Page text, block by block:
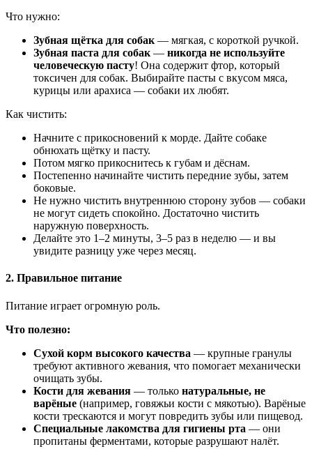
Что нужно:
Зубная щётка для собак — мягкая, с короткой ручкой.
Зубная паста для собак — никогда не используйте
человеческую пасту! Она содержит фтор, который
токсичен для собак. Выбирайте пасты с вкусом мяса,
курицы или арахиса — собаки их любят.
Как чистить:
Начните с прикосновений к морде. Дайте собаке
обнюхать щётку и пасту.
Потом мягко прикоснитесь к губам и дёснам.
Постепенно начинайте чистить передние зубы, затем
боковые.
Не нужно чистить внутреннюю сторону зубов — собаки
не могут сидеть спокойно. Достаточно чистить
наружную поверхность.
Делайте это 1–2 минуты, 3–5 раз в неделю — и вы
увидите разницу уже через месяц.
2. Правильное питание
Питание играет огромную роль.
Что полезно:
Сухой корм высокого качества — крупные гранулы
требуют активного жевания, что помогает механически
очищать зубы.
Кости для жевания — только натуральные, не
варёные (например, говяжьи кости с мякотью). Варёные
кости трескаются и могут повредить зубы или пищевод.
Специальные лакомства для гигиены рта — они
пропитаны ферментами, которые разрушают налёт.